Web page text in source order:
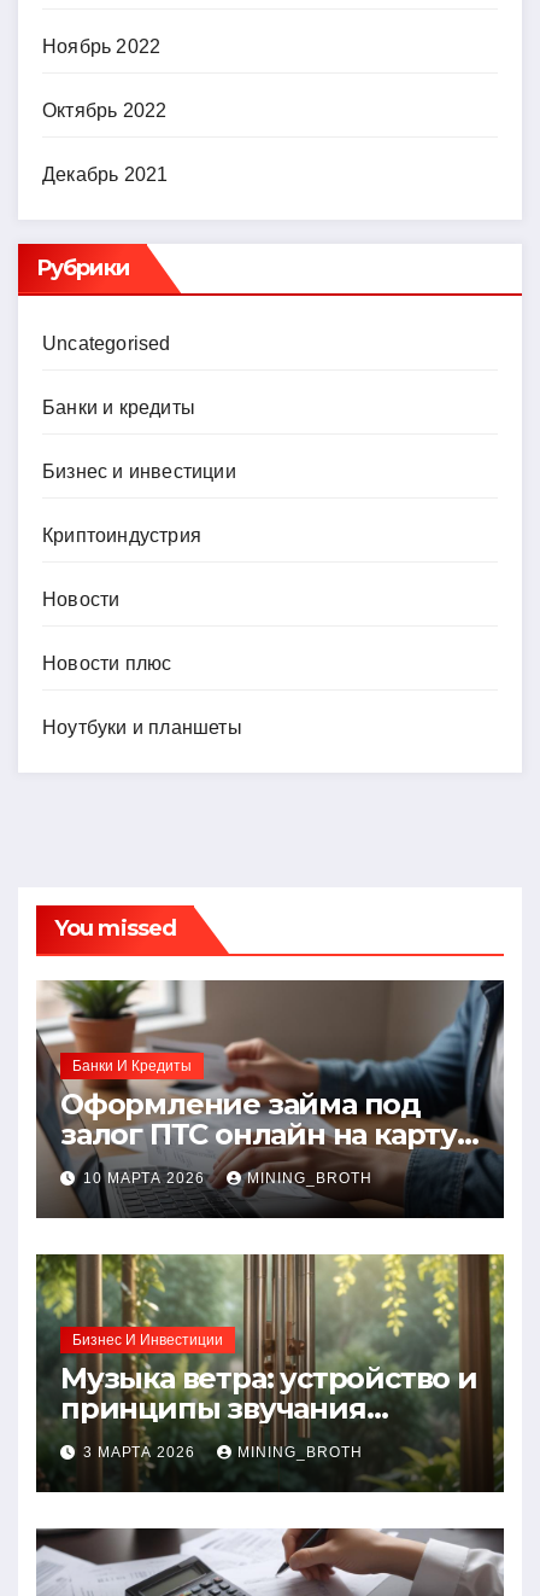
Ноябрь 2022
Октябрь 2022
Декабрь 2021
Рубрики
Uncategorised
Банки и кредиты
Бизнес и инвестиции
Криптоиндустрия
Новости
Новости плюс
Ноутбуки и планшеты
You missed
Банки И Кредиты
Оформление займа под
залог ПТС онлайн на карту
без визита в офис: порядок,
требования и документы
10 МАРТА 2026 MINING_BROTH
Бизнес И Инвестиции
Музыка ветра: устройство и
принципы звучания
колокольчиков
3 МАРТА 2026 MINING_BROTH